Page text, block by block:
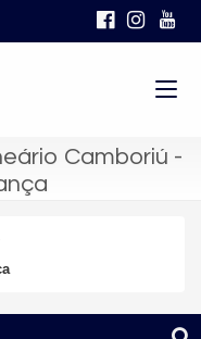
Camboriú -